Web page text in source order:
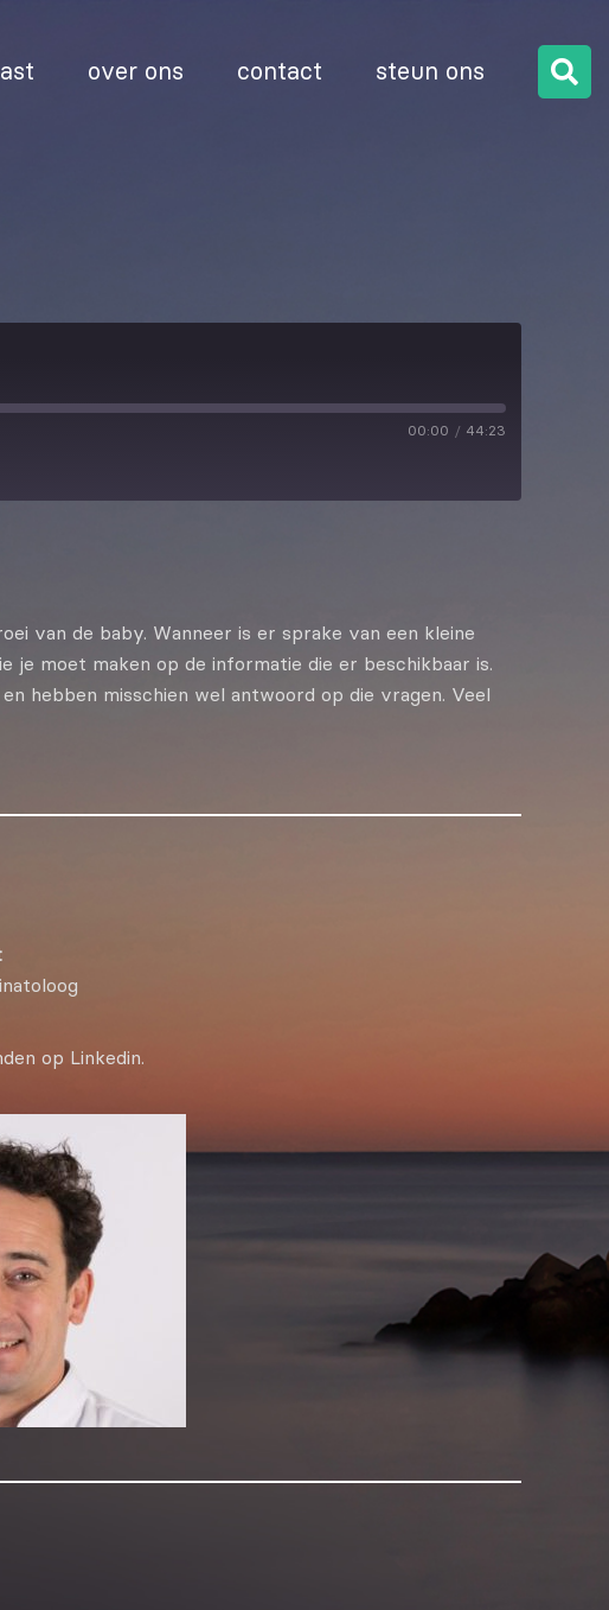
over ons contact steun ons
00:00 / 44:23
van de baby. Wanneer is er sprake van een kleine
je moet maken op de informatie die er beschikbaar is.
hebben misschien wel antwoord op die vragen. Veel
op Linkedin.